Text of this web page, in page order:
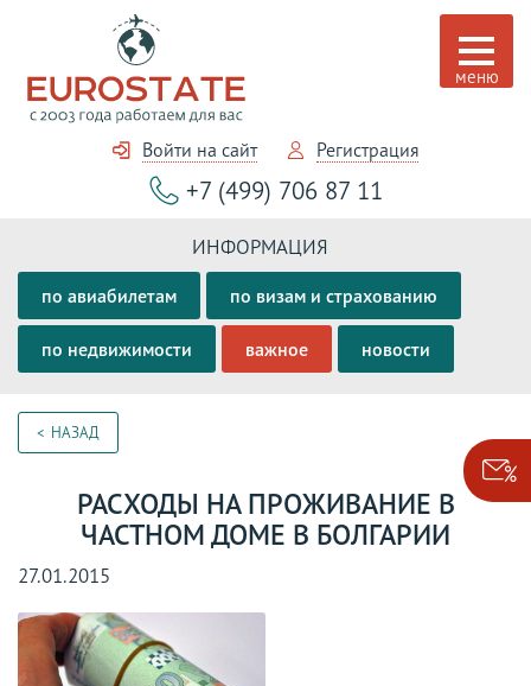
Войти на сайт Регистрация
+7 (499) 706 87 11
ИНФОРМАЦИЯ
по авиабилетам по визам и страхованию
по недвижимости важное новости
НАЗАД
РАСХОДЫ НА ПРОЖИВАНИЕ В
ЧАСТНОМ ДОМЕ В БОЛГАРИИ
27.01.2015